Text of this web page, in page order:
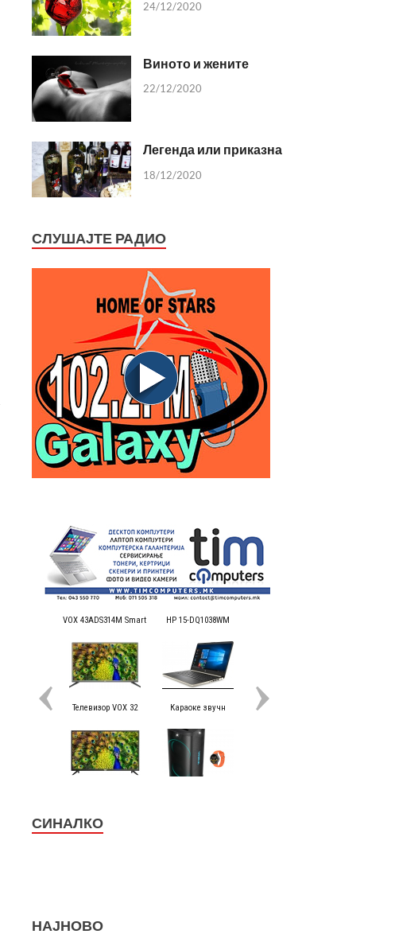
24/12/2020
Виното и жените
22/12/2020
Легенда или приказна
18/12/2020
СЛУШАЈТЕ РАДИО
СИНАЛКО
НАЈНОВО